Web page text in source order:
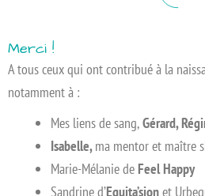
Merci !
A tous ceux qui ont contribué à la
notamment à :
Mes liens de sang,Gérard,
Isabelle,ma mentor et maître
Marie-Mélanie deFeel Happy
Sandrine d’Equita’sionet